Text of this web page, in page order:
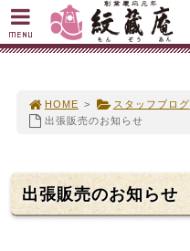
HOME > スタッフブログ
出張販売のお知らせ
出張販売のお知らせ
MENU